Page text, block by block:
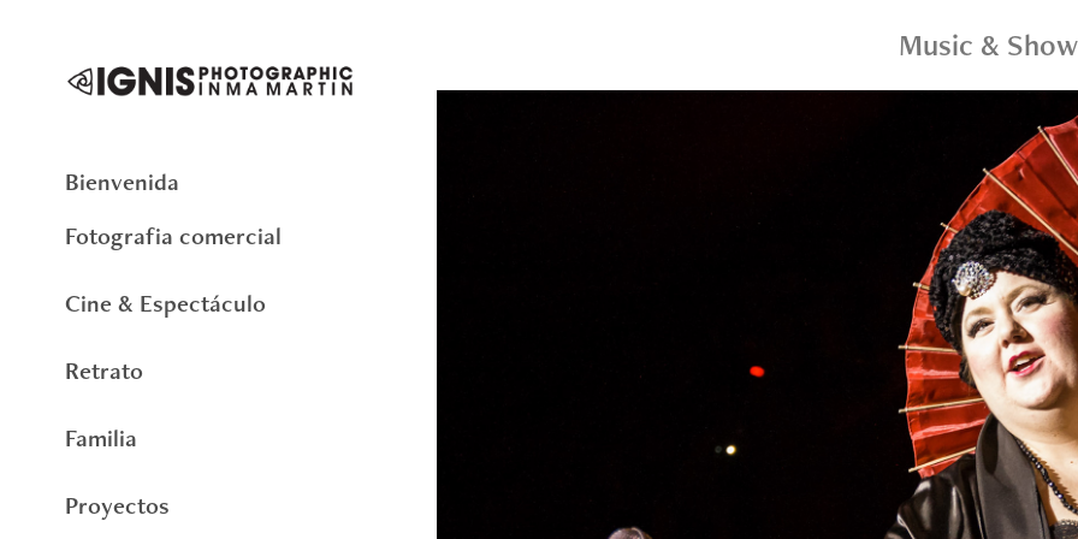
Bienvenida
Fotografia comercial
Cine & Espectáculo
Retrato
Familia
Proyectos
Music &